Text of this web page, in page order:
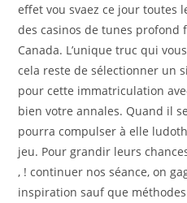
effet vou svaez ce jour toutes
des casinos de tunes profond
Canada. L’unique truc qui
cela reste de sélectionner un
pour cette immatriculation
bien votre annales. Quand il
pourra compulser à elle
jeu. Pour grandir leurs
, ! continuer nos séance, on
inspiration sauf que